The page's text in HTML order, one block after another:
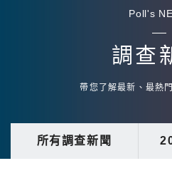
Poll's
調查
帶您了解最新、最熱
所有調查新聞